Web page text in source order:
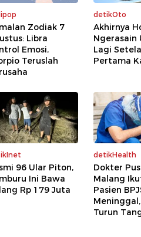
Zodiak 7
Libra
Emosi,
Teruslah
detikOto
Akhirnya
Ngerasain
Lagi
Pertama
96 Ular Piton,
Ini Bawa
Rp 179 Juta
detikHealth
Dokter
Malang
Pasien
Turun